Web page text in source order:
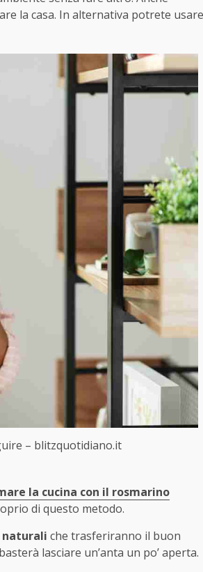
la casa. In alternativa potrete usare
– blitzquotidiano.it
la cucina con il rosmarino
di questo metodo.
che trasferiranno il buon
lasciare un’anta un po’ aperta.